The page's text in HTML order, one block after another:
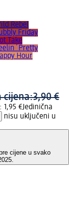
Rebel
Friday
Take
Hour
cijena:3,90 €
1,95 €Jedinična
nisu uključeni u
cijene u svako